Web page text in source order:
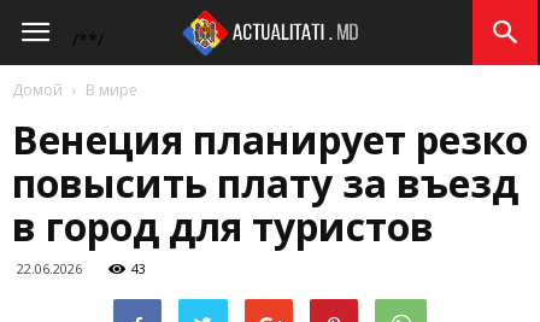
/**/
Actualitati.md
Домой В мире
Венеция планирует резко
повысить плату за въезд
в город для туристов
22.06.2026 43